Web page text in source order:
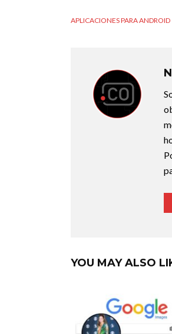
APLICACIONES PARA ANDROID
YOU MAY ALSO